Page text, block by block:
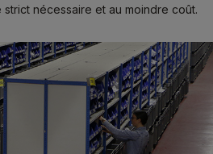
nécessaire et au moindre coût.